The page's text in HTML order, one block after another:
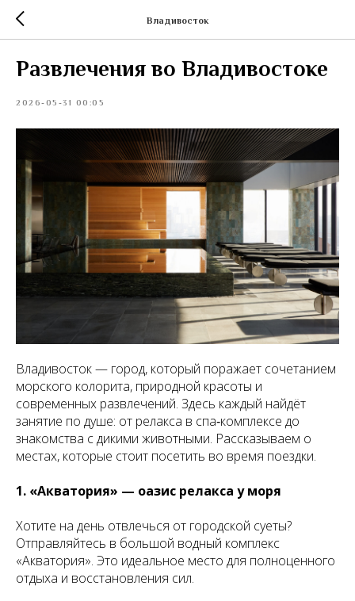
Владивосток
Развлечения во Владивостоке
2026-05-31 00:05
Владивосток — город, который поражает сочетанием
морского колорита, природной красоты и
современных развлечений. Здесь каждый найдёт
занятие по душе: от релакса в спа‑комплексе до
знакомства с дикими животными. Рассказываем о
местах, которые стоит посетить во время поездки.
1. «Акватория» — оазис релакса у моря
Хотите на день отвлечься от городской суеты?
Отправляйтесь в большой водный комплекс
«Акватория». Это идеальное место для полноценного
отдыха и восстановления сил.